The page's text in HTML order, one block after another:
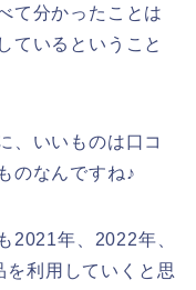
て分かったことは
ているということ
、いいものは口コ
のなんですね♪
2021年、2022年、
利用していくと思